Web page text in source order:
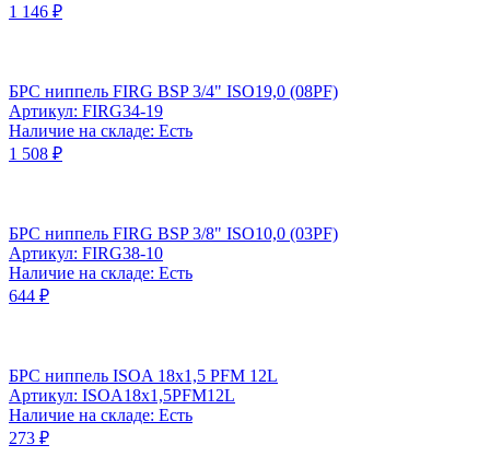
1 146 ₽
БРС ниппель FIRG BSP 3/4" ISO19,0 (08PF)
Артикул: FIRG34-19
Наличие на складе: Есть
1 508 ₽
БРС ниппель FIRG BSP 3/8" ISO10,0 (03PF)
Артикул: FIRG38-10
Наличие на складе: Есть
644 ₽
БРС ниппель ISOA 18x1,5 PFM 12L
Артикул: ISOA18x1,5PFM12L
Наличие на складе: Есть
273 ₽